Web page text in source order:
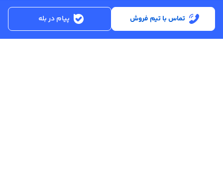
تماس با تیم فروش پیام در بله
ساعت کاری:شنبه تا پنجشنبه از ساعت 8:30 تا 17:00